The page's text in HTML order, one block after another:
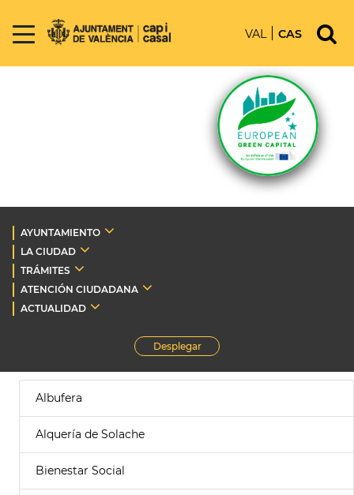
VAL CAS
AYUNTAMIENTO
LA CIUDAD
TRÁMITES
ATENCIÓN CIUDADANA
ACTUALIDAD
Desplegar
Albufera
Alquería de Solache
Bienestar Social